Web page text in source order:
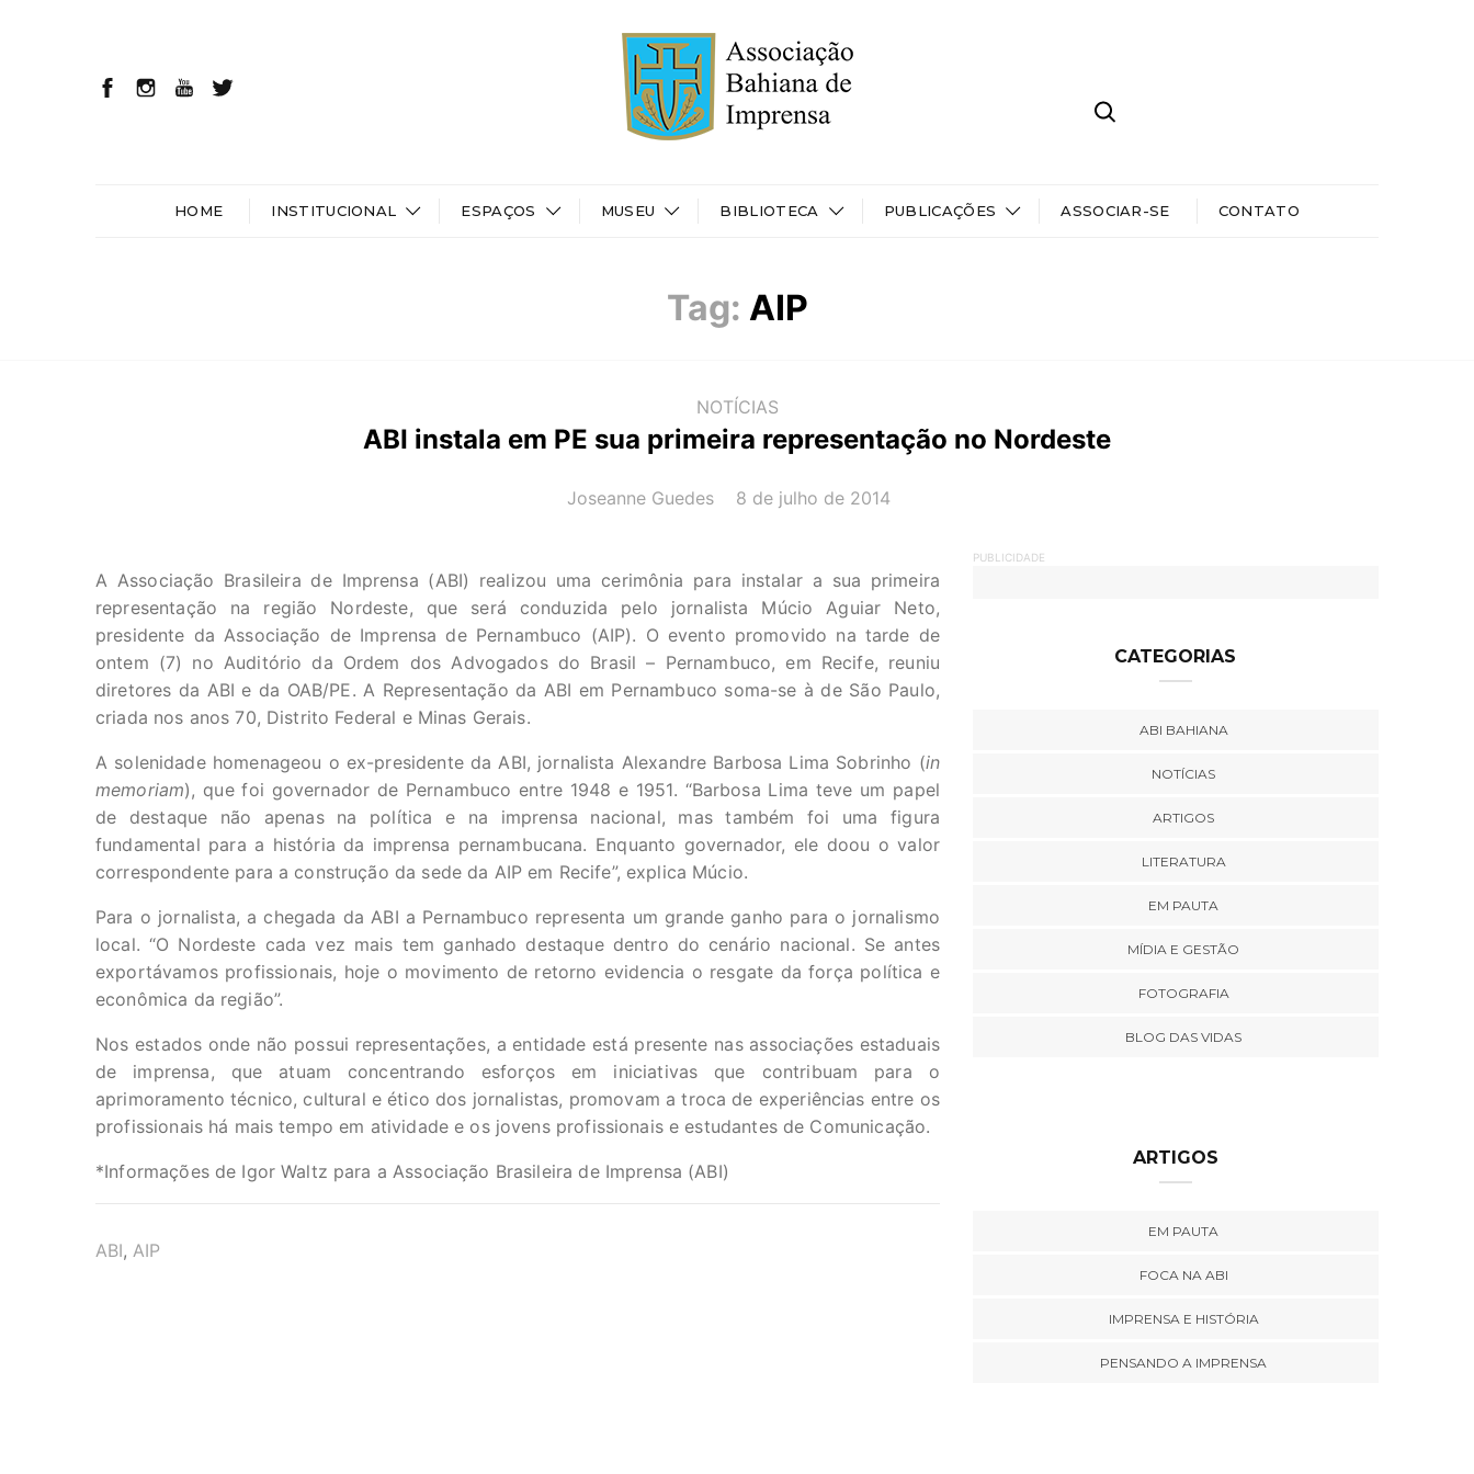
HOME INSTITUCIONAL ESPAÇOS MUSEU BIBLIOTECA PUBLICAÇÕES ASSOCIAR-SE CONTATO
Tag: AIP
NOTÍCIAS
ABI instala em PE sua primeira representação no Nordeste
AUTOR(A):
Joseanne Guedes DATA:
8 de julho de 2014
A Associação Brasileira de Imprensa (ABI) realizou uma cerimônia para instalar a sua primeira
representação na região Nordeste, que será conduzida pelo jornalista Múcio Aguiar Neto,
presidente da Associação de Imprensa de Pernambuco (AIP). O evento promovido na tarde de
ontem (7) no Auditório da Ordem dos Advogados do Brasil – Pernambuco, em Recife, reuniu
diretores da ABI e da OAB/PE. A Representação da ABI em Pernambuco soma-se à de São Paulo,
criada nos anos 70, Distrito Federal e Minas Gerais.
A solenidade homenageou o ex-presidente da ABI, jornalista Alexandre Barbosa Lima Sobrinho (in
memoriam), que foi governador de Pernambuco entre 1948 e 1951. “Barbosa Lima teve um papel
de destaque não apenas na política e na imprensa nacional, mas também foi uma figura
fundamental para a história da imprensa pernambucana. Enquanto governador, ele doou o valor
correspondente para a construção da sede da AIP em Recife”, explica Múcio.
Para o jornalista, a chegada da ABI a Pernambuco representa um grande ganho para o jornalismo
local. “O Nordeste cada vez mais tem ganhado destaque dentro do cenário nacional. Se antes
exportávamos profissionais, hoje o movimento de retorno evidencia o resgate da força política e
econômica da região”.
Nos estados onde não possui representações, a entidade está presente nas associações estaduais
de imprensa, que atuam concentrando esforços em iniciativas que contribuam para o
aprimoramento técnico, cultural e ético dos jornalistas, promovam a troca de experiências entre os
profissionais há mais tempo em atividade e os jovens profissionais e estudantes de Comunicação.
*Informações de Igor Waltz para a Associação Brasileira de Imprensa (ABI)
TAGS
ABI, AIP
PUBLICIDADE
CATEGORIAS
ABI BAHIANA
NOTÍCIAS
ARTIGOS
LITERATURA
EM PAUTA
MÍDIA E GESTÃO
FOTOGRAFIA
BLOG DAS VIDAS
ARTIGOS
EM PAUTA
FOCA NA ABI
IMPRENSA E HISTÓRIA
PENSANDO A IMPRENSA